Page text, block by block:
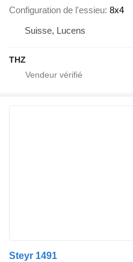
Configuration de l'essieu 8x4
Suisse, Lucens
THZ
Steyr 1491